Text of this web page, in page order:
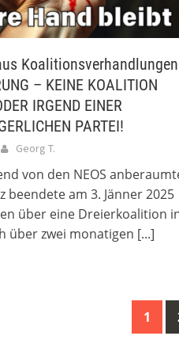
Koalitionsverhandlungen
– KEINE KOALITION
IRGEND EINER
PARTEI!
Georg T.
von den NEOS
beendete am 3. Jänner 2025
über eine Dreierkoalition
über zwei monatigen [...]
1